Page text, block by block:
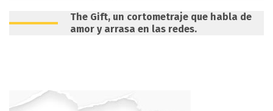
The Gift, un cortometraje que habla de
amor y arrasa en las redes.